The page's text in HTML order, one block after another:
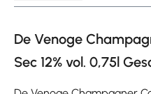
De Venoge
Sec 12% vol. 0,75l